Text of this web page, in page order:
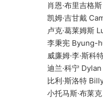
肖恩·布里吉格斯
凯姆·吉甘戴 Cam
卢克·葛莱姆斯
李秉宪 Byung-
威廉姆·李·斯科特
迪兰·科宁 Dylan
比利·斯洛特 Billy
小托马斯·布莱克